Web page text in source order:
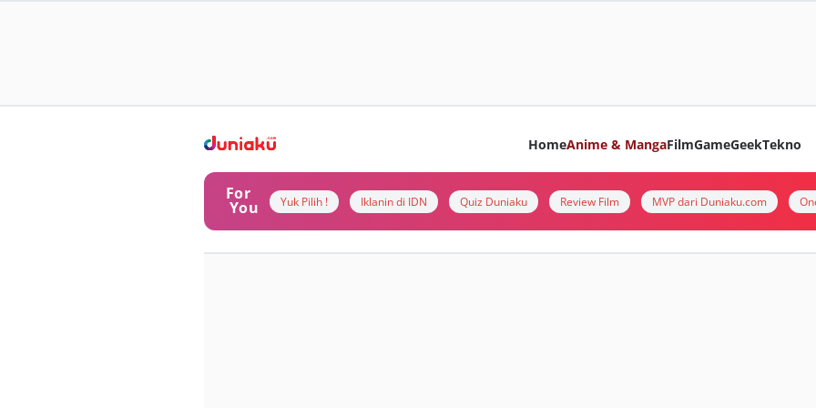
HomeAnime & MangaFilmGameGeekTekno
For
You Yuk Pilih ! Iklanin di IDN Quiz Duniaku Review Film MVP dari Duniaku.com